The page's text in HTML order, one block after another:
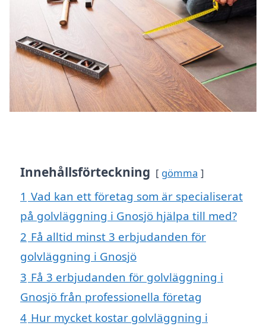
Innehållsförteckning gömma
1 Vad kan ett företag som är specialiserat
på golvläggning i Gnosjö hjälpa till med?
2 Få alltid minst 3 erbjudanden för
golvläggning i Gnosjö
3 Få 3 erbjudanden för golvläggning i
Gnosjö från professionella företag
4 Hur mycket kostar golvläggning i